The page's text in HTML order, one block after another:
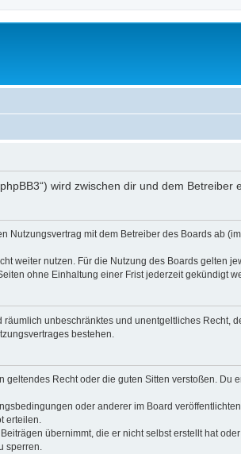
wird zwischen dir und dem
Nutzungsvertrag mit dem Betreiber des Boards ab
weiter nutzen. Für die Nutzung des Boards gelten
ohne Einhaltung einer Frist jederzeit gekündigt
unbeschränktes und unentgeltliches Recht,
bestehen.
Recht oder die guten Sitten verstoßen. Du
oder anderer im Board
erteilen.
übernimmt, die er nicht selbst erstellt hat
sperren.